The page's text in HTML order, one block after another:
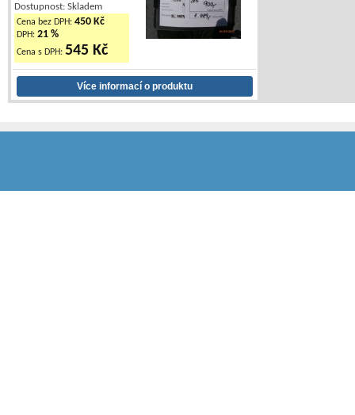
Dostupnost: Skladem
Cena bez DPH: 450 Kč
DPH: 21 %
Cena s DPH: 545 Kč